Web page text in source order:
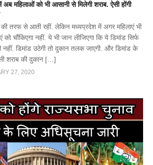
महिलाओं को भी आसानी से मिलेगी शराब. ऐसी होंगी
तरफ से आती रहीं. लेकिन मध्यप्रदेश में अगर महिलाएं भी
चौंकिएगा नहीं. ये भी जान लीजिएगा कि ये डिमांड सिर्फ
नहीं. डिमांड उठेगी तो दुकान तलक जाएगी. और डिमांड के
शराब की दुकान […]
27, 2020